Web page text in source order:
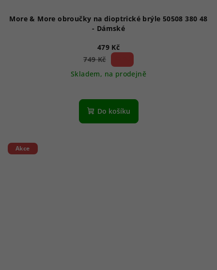
More & More obroučky na dioptrické brýle 50508 380 48
- Dámské
479 Kč
749 Kč
Skladem, na prodejně
Do košíku
Akce